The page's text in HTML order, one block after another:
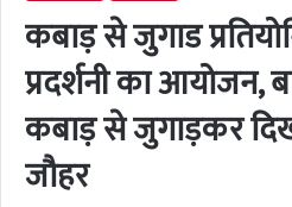
कबाड़ से जुगाड
प्रदर्शनी का आयोजन,
कबाड़ से जुगाड़कर
जौहर